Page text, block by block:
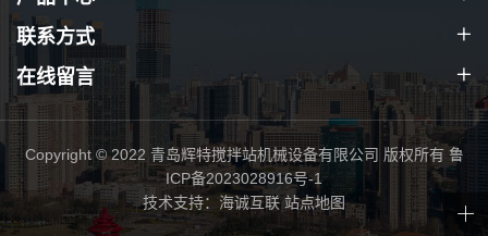
联系方式
在线留言
Copyright © 2022 青岛辉特搅拌站机械设备有限公司 版权所有 鲁
ICP备2023028916号-1
技术支持：海诚互联 站点地图